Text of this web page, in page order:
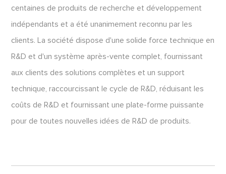
centaines de produits de recherche et développement
indépendants et a été unanimement reconnu par les
clients. La société dispose d'une solide force technique en
R&D et d'un système après-vente complet, fournissant
aux clients des solutions complètes et un support
technique, raccourcissant le cycle de R&D, réduisant les
coûts de R&D et fournissant une plate-forme puissante
pour de toutes nouvelles idées de R&D de produits.